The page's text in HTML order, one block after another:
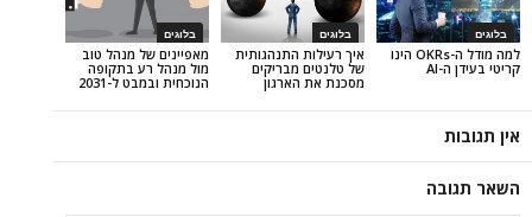
בלוגים
מאפיינים של מנהל טוב
מול מנהל רע בתקופה
הנוכחית ובמבט ל-2031
בלוגים
איך רעילות התנהגותית
של טלנטים מבריקים
מסכנת את הארגון
למה מודל ה-OKRs הינו